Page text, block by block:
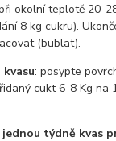
okolní teplotě 20-
8 kg cukru).
(bublat).
:posypte
cukt 6-8 Kg na
jednou týdně kvas